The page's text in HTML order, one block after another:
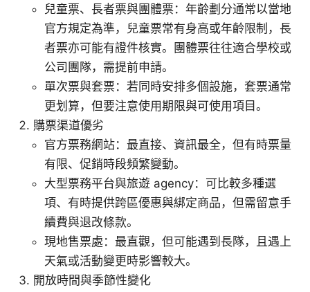
兒童票、長者票與團體票：年齡劃分通常以當地
官方規定為準，兒童票常有身高或年齡限制，長
者票亦可能有證件核實。團體票往往適合學校或
公司團隊，需提前申請。
單次票與套票：若同時安排多個設施，套票通常
更划算，但要注意使用期限與可使用項目。
購票渠道優劣
官方票務網站：最直接、資訊最全，但有時票量
有限、促銷時段頻繁變動。
大型票務平台與旅遊 agency：可比較多種選
項、有時提供跨區優惠與綁定商品，但需留意手
續費與退改條款。
現地售票處：最直觀，但可能遇到長隊，且遇上
天氣或活動變更時影響較大。
開放時間與季節性變化